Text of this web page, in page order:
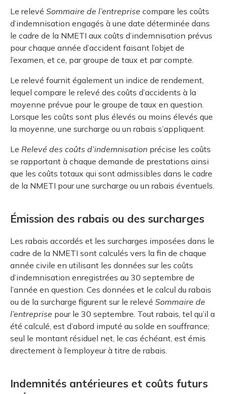
Le relevé Sommaire de l’entreprise compare les coûts
d’indemnisation engagés à une date déterminée dans
le cadre de la NMETI aux coûts d’indemnisation prévus
pour chaque année d’accident faisant l’objet de
l’examen, et ce, par groupe de taux et par compte.
Le relevé fournit également un indice de rendement,
lequel compare le relevé des coûts d’accidents à la
moyenne prévue pour le groupe de taux en question.
Lorsque les coûts sont plus élevés ou moins élevés que
la moyenne, une surcharge ou un rabais s’appliquent.
Le Relevé des coûts d’indemnisation précise les coûts
se rapportant à chaque demande de prestations ainsi
que les coûts totaux qui sont admissibles dans le cadre
de la NMETI pour une surcharge ou un rabais éventuels.
Émission des rabais ou des surcharges
Les rabais accordés et les surcharges imposées dans le
cadre de la NMETI sont calculés vers la fin de chaque
année civile en utilisant les données sur les coûts
d’indemnisation enregistrées au 30 septembre de
l’année en question. Ces données et le calcul du rabais
ou de la surcharge figurent sur le relevé Sommaire de
l’entreprise pour le 30 septembre. Tout rabais, tel qu’il a
été calculé, est d’abord imputé au solde en souffrance;
seul le montant résiduel net, le cas échéant, est émis
directement à l’employeur à titre de rabais.
Indemnités antérieures et coûts futurs